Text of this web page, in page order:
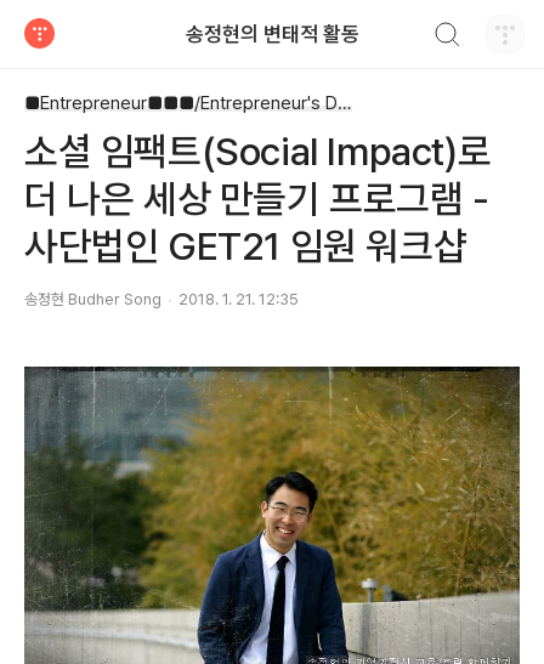
송정현의 변태적 활동
■Entrepreneur■■■/Entrepreneur's Diary
소셜 임팩트(Social Impact)로
더 나은 세상 만들기 프로그램 -
사단법인 GET21 임원 워크샵
송정현 Budher Song 2018. 1. 21. 12:35